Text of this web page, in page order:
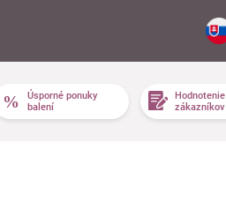
Úsporné ponuky
balení
Hodnotenie
zákazníkov